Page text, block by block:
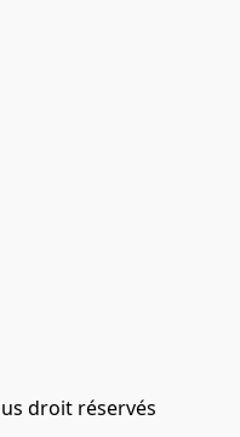
droit réservés